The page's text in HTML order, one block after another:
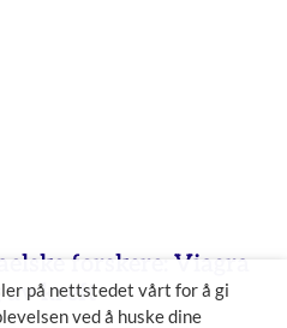
forskere: Viagra
av kreft
på nettstedet vårt for å gi
ved å huske dine